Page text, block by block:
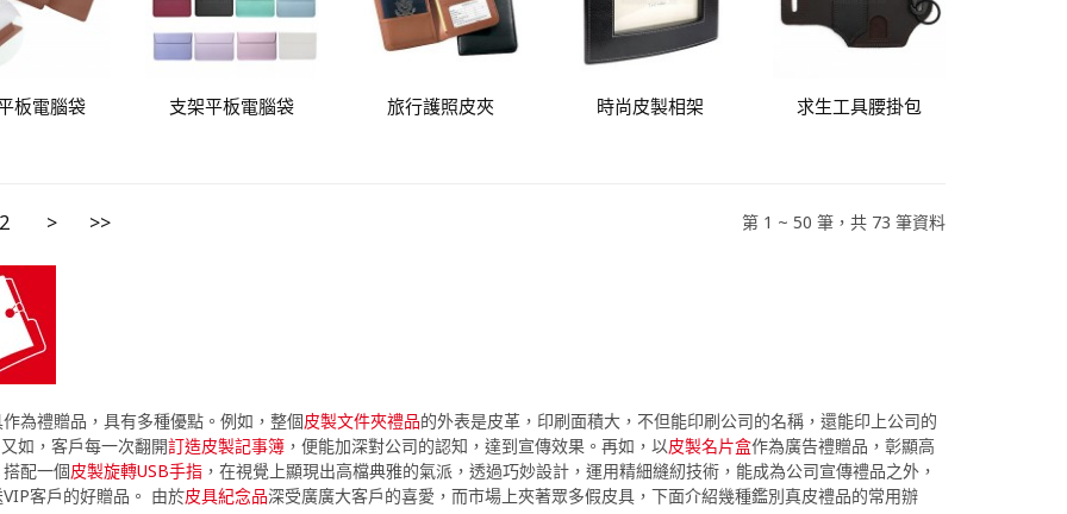
板電腦袋 支架平板電腦袋 旅行護照皮夾 時尚皮製相架 求生工具腰掛包
2 > >> 第 1 ~ 50 筆，共 73 筆資料
為禮贈品，具有多種優點。例如，整個皮製文件夾禮品的外表是皮革，印刷面積大，不但能印刷公司的名稱，還能印上公司的
如，客戶每一次翻開訂造皮製記事簿，便能加深對公司的認知，達到宣傳效果。再如，以皮製名片盒作為廣告禮贈品，彰顯高
配一個皮製旋轉USB手指，在視覺上顯現出高檔典雅的氣派，透過巧妙設計，運用精細縫紉技術，能成為公司宣傳禮品之外，
客戶的好贈品。 由於皮具紀念品深受廣廣大客戶的喜愛，而市場上夾著眾多假皮具，下面介紹幾種鑑別真皮禮品的常用辦